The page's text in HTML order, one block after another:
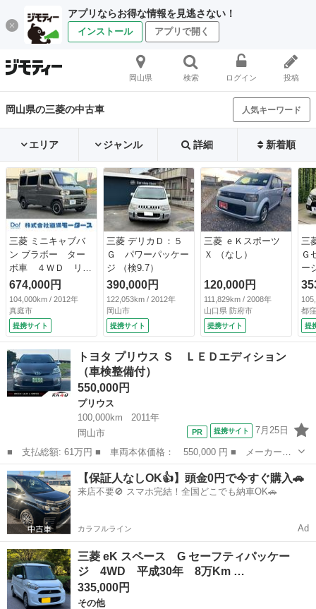
アプリならお得な情報を見逃さない！
インストール アプリで開く
岡山県 検索 ログイン 投稿
岡山県の三菱の中古車 人気キーワード
エリア ジャンル 詳細 新着順
三菱 ミニキャブバ
ン ブラボー ター
ボ車 ４ＷＤ リフ
トアップ １２イン
チブラックアルミホ
イール ブラックフ
ロントグリル フォ
グランプ ケンウッ
ドナビ バックカメ
ラ ＥＴＣ 禁煙
車 パワーウイン
ド キーレス タイ
ミングベルト取替
674,000円
104,000km / 2012年
真庭市
提携サイト
三菱 デリカＤ：５
Ｇ パワーパッケー
ジ （検9.7）
390,000円
122,053km / 2012年
岡山市
提携サイト
三菱 ｅＫスポーツ
Ｘ （なし）
120,000円
111,829km / 2008年
山口県 防府市
提携サイト
三
Ｇ
ー
周
害
ー
レ
ー
都
提
トヨタ プリウス Ｓ ＬＥＤエディション
（車検整備付）
550,000円
プリウス
100,000km
2011年
岡山市
提携サイト 7月25日
■ 支払総額: 61万円 ■ 車両本体価格： 550,000 円 ■ メーカー
名： トヨタ ■ 車種名： プリウス ■ グレード名： Ｓ ＬＥＤ
エディション ■ 排気量： 1800cc ■ ドア枚数： 5D ■ ミッショ
ン...
岡山 岡山市 プリウス 車両
【保証人なしOK👍】頭金0円で今すぐ購入🚗
来店不要🚫 スマホ完結！全国どこでも納車OK🚗
カラフルライン Ad
三菱 eK スペース G セーフティパッケー
ジ 4WD 平成30年 8万Km …
335,000円
その他